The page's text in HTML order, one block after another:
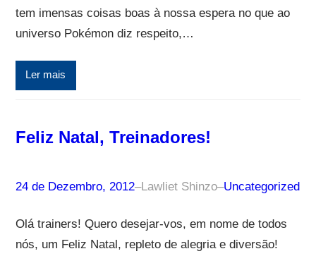
tem imensas coisas boas à nossa espera no que ao
universo Pokémon diz respeito,…
Ler mais
Feliz Natal, Treinadores!
24 de Dezembro, 2012–Lawliet Shinzo–Uncategorized
Olá trainers! Quero desejar-vos, em nome de todos
nós, um Feliz Natal, repleto de alegria e diversão!